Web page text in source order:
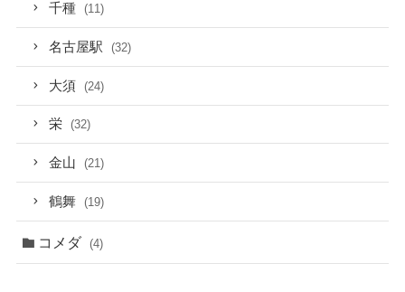
千種 (11)
名古屋駅 (32)
大須 (24)
栄 (32)
金山 (21)
鶴舞 (19)
コメダ (4)